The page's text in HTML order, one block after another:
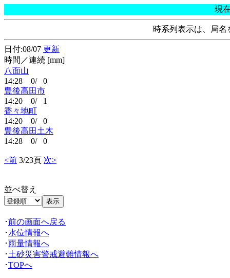
現
時系列表示は、局
日付:08/07 更新
時間／連続 [mm]
八面山
14:28 0/ 0
豊後高田市
14:20 0/ 1
香々地町
14:20 0/ 0
豊後高田土木
14:28 0/ 0
<前 3/23頁 次>
並べ替え
･前の画面へ戻る
･ 水位情報へ
･雨量情報へ
･ 土砂災害警戒避難情報へ
･TOPへ